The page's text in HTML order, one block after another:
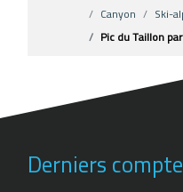
Canyon
Ski-
Pic du Taillon
Derniers